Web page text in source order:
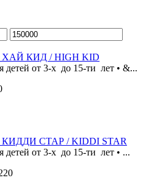
ХАЙ КИД / HIGH KID
детей от 3-х до 15-ти лет • &...
КИДДИ СТАР / KIDDI STAR
детей от 3-х до 15-ти лет • ...